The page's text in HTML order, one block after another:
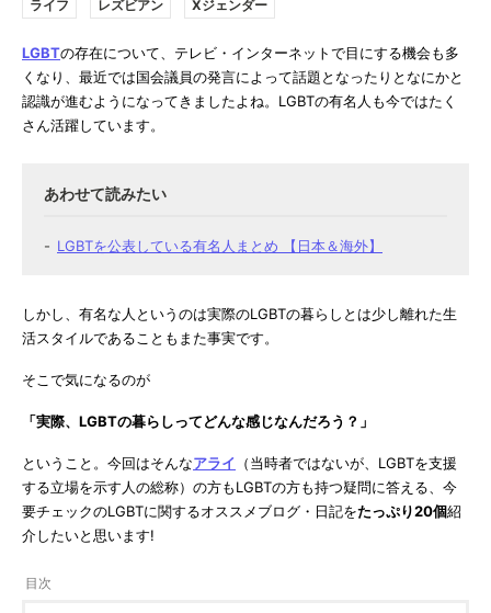
ライフ
レズビアン Xジェンダー
LGBTの存在について、テレビ・インターネットで目にする機会も多
くなり、最近では国会議員の発言によって話題となったりとなにかと
認識が進むようになってきましたよね。LGBTの有名人も今ではたく
さん活躍しています。
LGBTを公表している有名人まとめ 【日本＆海外】
しかし、有名な人というのは実際のLGBTの暮らしとは少し離れた生
活スタイルであることもまた事実です。
そこで気になるのが
「実際、 LGBTの暮らしってどんな感じなんだろう？ 」
ということ。今回はそんなアライ
（当時者ではないが、LGBTを支援
する立場を示す人の総称）の方もLGBTの方も持つ疑問に答える、今
要チェックのLGBTに関するオススメブログ・日記をたっぷり20個紹
介したいと思います!